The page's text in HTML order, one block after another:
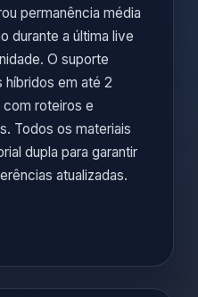
permanência média
durante a última live
O suporte
em até 2
com roteiros e
Todos os materiais
dupla para garantir
atualizadas.